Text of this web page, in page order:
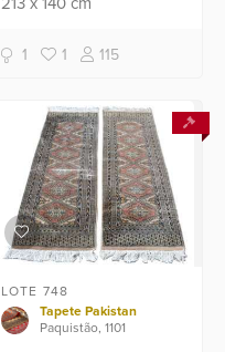
1 1 115
LOTE 748
Tapete Pakistan
Paquistão, 1101